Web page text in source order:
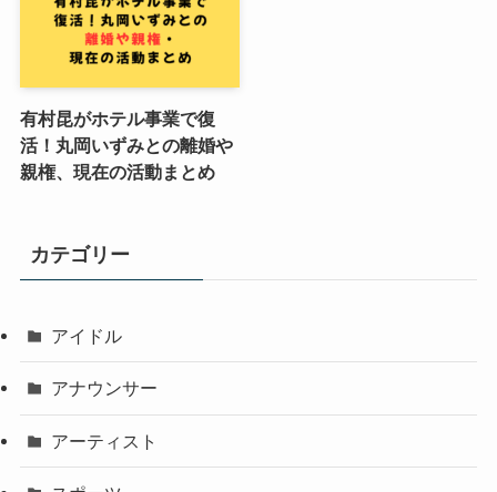
有村昆がホテル事業で復
活！丸岡いずみとの離婚や
親権、現在の活動まとめ
カテゴリー
アイドル
アナウンサー
アーティスト